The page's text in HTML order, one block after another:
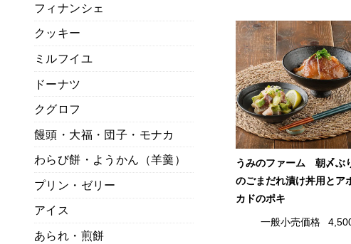
うみのファーム 朝〆ぶ
のごまだれ漬け丼用とア
カドのポキ
一般小売価格
フィナンシェ
クッキー
ミルフイユ
ドーナツ
クグロフ
饅頭・大福・団子・モナカ
わらび餅・ようかん（羊羹）
プリン・ゼリー
アイス
あられ・煎餅